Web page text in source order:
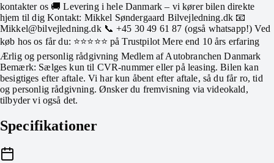
kontakter os 🚚 Levering i hele Danmark – vi kører bilen direkte
hjem til dig Kontakt: Mikkel Søndergaard Bilvejledning.dk 📧
Mikkel@bilvejledning.dk 📞 +45 30 49 61 87 (også whatsapp!) Ved
køb hos os får du: ⭐⭐⭐⭐⭐ på Trustpilot Mere end 10 års erfaring
Ærlig og personlig rådgivning Medlem af Autobranchen Danmark
Bemærk: Sælges kun til CVR-nummer eller på leasing. Bilen kan
besigtiges efter aftale. Vi har kun åbent efter aftale, så du får ro, tid
og personlig rådgivning. Ønsker du fremvisning via videokald,
tilbyder vi også det.
Specifikationer